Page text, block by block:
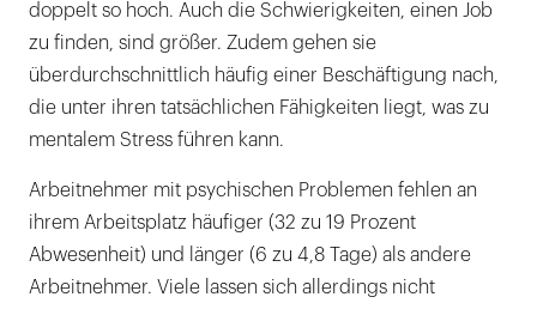
doppelt so hoch. Auch die Schwierigkeiten, einen Job
zu finden, sind größer. Zudem gehen sie
überdurchschnittlich häufig einer Beschäftigung nach,
die unter ihren tatsächlichen Fähigkeiten liegt, was zu
mentalem Stress führen kann.
Arbeitnehmer mit psychischen Problemen fehlen an
ihrem Arbeitsplatz häufiger (32 zu 19 Prozent
Abwesenheit) und länger (6 zu 4,8 Tage) als andere
Arbeitnehmer. Viele lassen sich allerdings nicht